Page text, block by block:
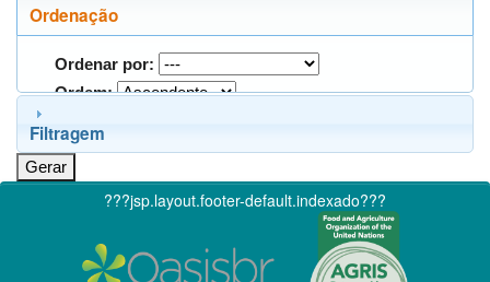
Ordenação
Ordenar por:
Ordem:
Filtragem
???jsp.layout.footer-default.indexado???